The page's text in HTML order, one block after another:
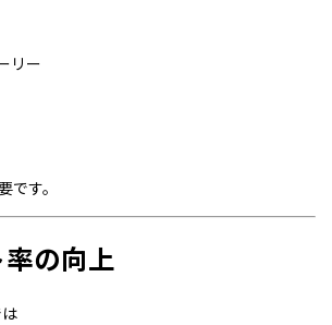
リー
です。
の向上